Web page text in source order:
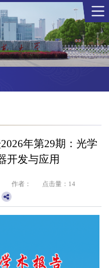
年第29期：光学
开发与应用
作者： 点击量： 14